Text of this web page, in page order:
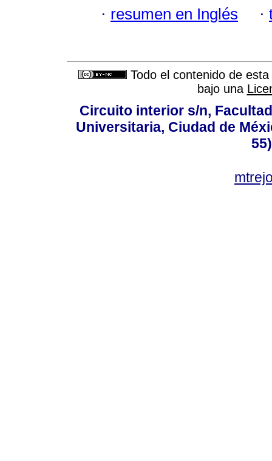
· resumen en Inglés ·
Todo el contenido de
bajo una
Circuito interior s/n,
Universitaria, Ciudad de